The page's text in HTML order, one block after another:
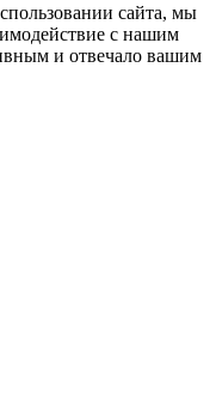
сайта, мы
с нашим
и отвечало вашим